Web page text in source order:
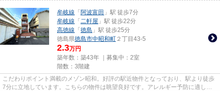
牟岐線 「 阿波富田 」駅 徒歩7分
牟岐線 「 二軒屋 」駅 徒歩22分
高徳線 「 徳島 」駅 徒歩25分
徳島県徳島市中昭和町 ２丁目43-5
2.3万円
築年数：築43年 ｜募集中： 2室
階数：3階建
こだわりポイント満載のメゾン昭和。好評の駅近物件となっており、駅より徒歩
7分に立地しています。こちらの物件は眺望良好です。アレルギー予防に適し